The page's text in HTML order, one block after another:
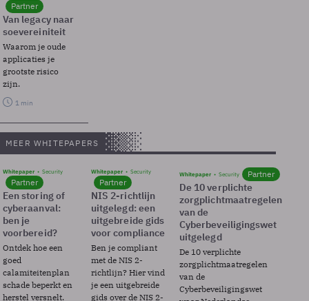
Partner
Van legacy naar
soevereiniteit
Waarom je oude
applicaties je
grootste risico
zijn.
1 min
MEER WHITEPAPERS
Whitepaper Security
Partner
Een storing of
cyberaanval:
ben je
voorbereid?
Ontdek hoe een
goed
calamiteitenplan
schade beperkt en
herstel versnelt.
Whitepaper Security
Partner
NIS 2-richtlijn
uitgelegd: een
uitgebreide gids
voor compliance
Ben je compliant
met de NIS 2-
richtlijn? Hier vind
je een uitgebreide
gids over de NIS 2-
Whitepaper Security Partner
De 10 verplichte
zorgplichtmaatregelen
van de
Cyberbeveiligingswet
uitgelegd
De 10 verplichte
zorgplichtmaatregelen
van de
Cyberbeveiligingswet